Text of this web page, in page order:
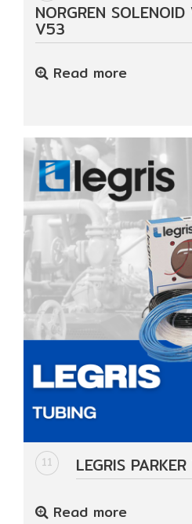
NORGREN
V53
Read more
11 LEGRIS
Read more